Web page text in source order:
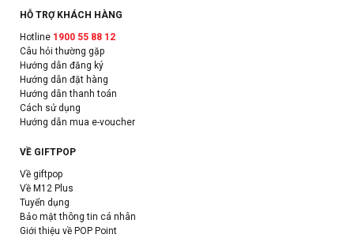
HỖ TRỢ KHÁCH HÀNG
Hotline 1900 55 88 12
Câu hỏi thường gặp
Hướng dẫn đăng ký
Hướng dẫn đặt hàng
Hướng dẫn thanh toán
Cách sử dụng
Hướng dẫn mua e-voucher
VỀ GIFTPOP
Về giftpop
Về M12 Plus
Tuyển dụng
Bảo mật thông tin cá nhân
Giới thiệu về POP Point